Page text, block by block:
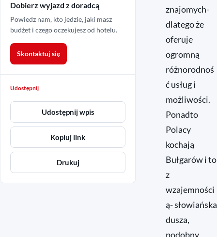
Dobierz wyjazd z doradcą
Powiedz nam, kto jedzie, jaki masz
budżet i czego oczekujesz od hotelu.
Skontaktuj się
Udostępnij
Udostępnij wpis
Kopiuj link
Drukuj
znajomych-
dlatego że
oferuje
ogromną
różnorodnoś
ć usług i
możliwości.
Ponadto
Polacy
kochają
Bułgarów i to
z
wzajemności
ą- słowiańska
dusza,
podobny